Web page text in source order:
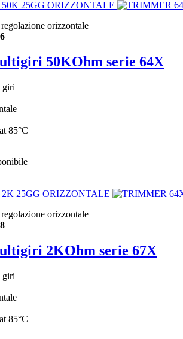
orizzontale
50KOhm serie 64X
giri
85°C
orizzontale
2KOhm serie 67X
giri
85°C